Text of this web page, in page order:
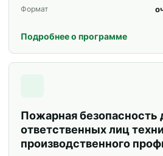
Формат
Подробнее о программе
Пожарная безопасность
ответственных лиц
производственного